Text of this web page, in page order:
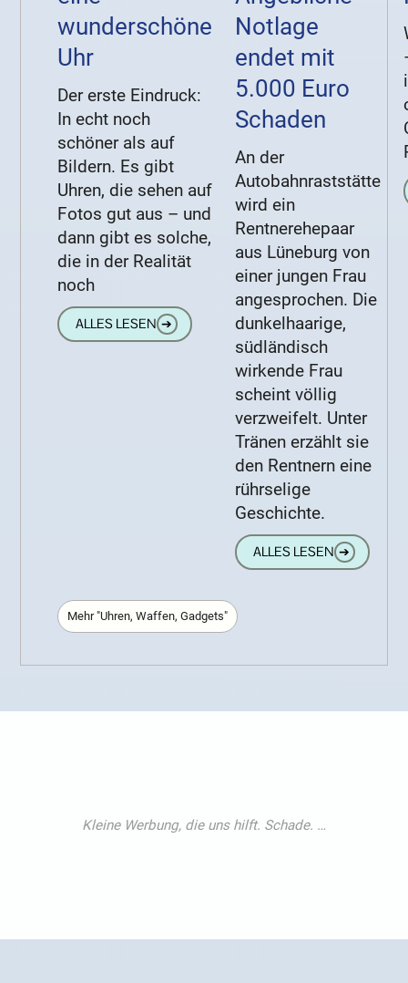
wunderschöne
Uhr
Der erste Eindruck:
In echt noch
schöner als auf
Bildern. Es gibt
Uhren, die sehen auf
Fotos gut aus – und
dann gibt es solche,
die in der Realität
noch
ALLES LESEN ➔
Notlage
endet mit
5.000 Euro
Schaden
An der
Autobahnraststätte
wird ein
Rentnerehepaar
aus Lüneburg von
einer jungen Frau
angesprochen. Die
dunkelhaarige,
südländisch
wirkende Frau
scheint völlig
verzweifelt. Unter
Tränen erzählt sie
den Rentnern eine
rührselige
Geschichte.
ALLES LESEN ➔
Mehr "Uhren, Waffen, Gadgets"